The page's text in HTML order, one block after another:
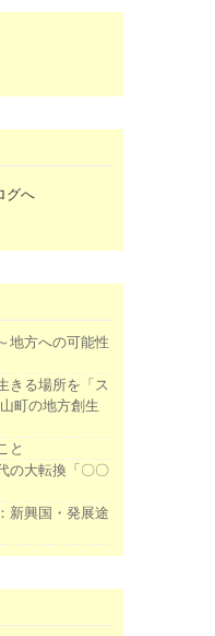
地方への可能性
きる場所を「ス
町の地方創生
と
の大転換「〇〇
新興国・発展途